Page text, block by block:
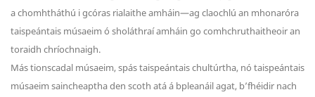
a chomhtháthú i gcóras rialaithe amháin—ag claochlú an mhonaróra
taispeántais músaeim ó sholáthraí amháin go comhchruthaitheoir an
toraidh chríochnaigh.
Más tionscadal músaeim, spás taispeántais chultúrtha, nó taispeántais
músaeim saincheaptha den scoth atá á bpleanáil agat, b’fhéidir nach